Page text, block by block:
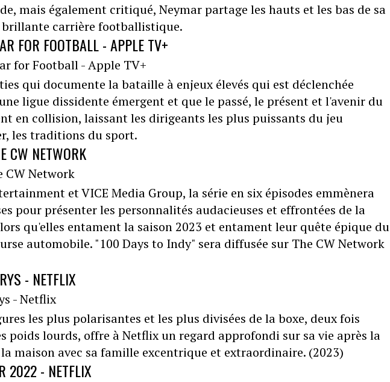
mais également critiqué, Neymar partage les hauts et les bas de sa
brillante carrière footballistique.
FOR FOOTBALL - APPLE TV+
qui documente la bataille à enjeux élevés qui est déclenchée
ligue dissidente émergent et que le passé, le présent et l'avenir du
en collision, laissant les dirigeants les plus puissants du jeu
les traditions du sport.
CW NETWORK
et VICE Media Group, la série en six épisodes emmènera
pour présenter les personnalités audacieuses et effrontées de la
qu'elles entament la saison 2023 et entament leur quête épique du
automobile. "100 Days to Indy" sera diffusée sur The CW Network
- NETFLIX
les plus polarisantes et les plus divisées de la boxe, deux fois
poids lourds, offre à Netflix un regard approfondi sur sa vie après la
maison avec sa famille excentrique et extraordinaire. (2023)
2022 - NETFLIX